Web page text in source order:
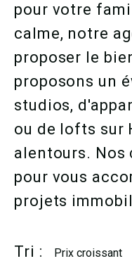
pour votre
calme, notre
proposer le
proposons un
studios,
ou de lofts sur
alentours.
pour vous
projets
Tri :